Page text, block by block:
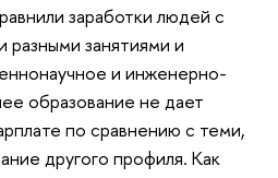
заработки людей с
разными занятиями и
и инженерно-
образование не дает
по сравнению с теми,
другого профиля. Как